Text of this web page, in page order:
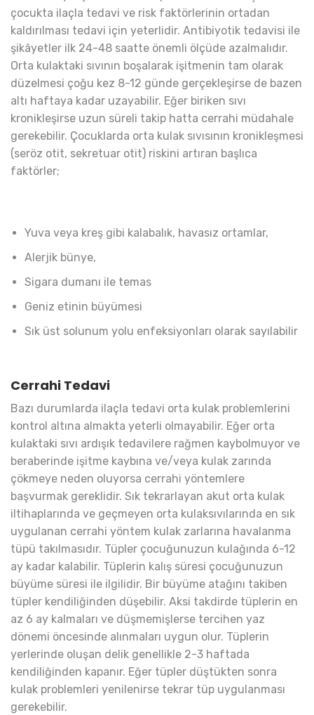
çocukta ilaçla tedavi ve risk faktörlerinin ortadan
kaldırılması tedavi için yeterlidir. Antibiyotik tedavisi ile
şikâyetler ilk 24-48 saatte önemli ölçüde azalmalıdır.
Orta kulaktaki sıvının boşalarak işitmenin tam olarak
düzelmesi çoğu kez 8-12 günde gerçekleşirse de bazen
altı haftaya kadar uzayabilir. Eğer biriken sıvı
kronikleşirse uzun süreli takip hatta cerrahi müdahale
gerekebilir. Çocuklarda orta kulak sıvısının kronikleşmesi
(seröz otit, sekretuar otit) riskini artıran başlıca
faktörler;
Yuva veya kreş gibi kalabalık, havasız ortamlar,
Alerjik bünye,
Sigara dumanı ile temas
Geniz etinin büyümesi
Sık üst solunum yolu enfeksiyonları olarak sayılabilir
Cerrahi Tedavi
Bazı durumlarda ilaçla tedavi orta kulak problemlerini
kontrol altına almakta yeterli olmayabilir. Eğer orta
kulaktaki sıvı ardışık tedavilere rağmen kaybolmuyor ve
beraberinde işitme kaybına ve/veya kulak zarında
çökmeye neden oluyorsa cerrahi yöntemlere
başvurmak gereklidir. Sık tekrarlayan akut orta kulak
iltihaplarında ve geçmeyen orta kulaksıvılarında en sık
uygulanan cerrahi yöntem kulak zarlarına havalanma
tüpü takılmasıdır. Tüpler çocuğunuzun kulağında 6-12
ay kadar kalabilir. Tüplerin kalış süresi çocuğunuzun
büyüme süresi ile ilgilidir. Bir büyüme atağını takiben
tüpler kendiliğinden düşebilir. Aksi takdirde tüplerin en
az 6 ay kalmaları ve düşmemişlerse tercihen yaz
dönemi öncesinde alınmaları uygun olur. Tüplerin
yerlerinde oluşan delik genellikle 2-3 haftada
kendiliğinden kapanır. Eğer tüpler düştükten sonra
kulak problemleri yenilenirse tekrar tüp uygulanması
gerekebilir.